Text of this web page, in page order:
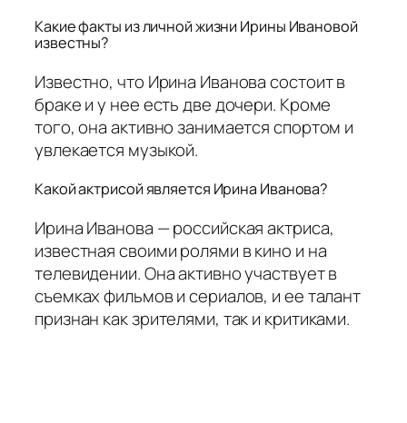
Какие факты из личной жизни Ирины Ивановой
известны?
Известно, что Ирина Иванова состоит в
браке и у нее есть две дочери. Кроме
того, она активно занимается спортом и
увлекается музыкой.
Какой актрисой является Ирина Иванова?
Ирина Иванова — российская актриса,
известная своими ролями в кино и на
телевидении. Она активно участвует в
съемках фильмов и сериалов, и ее талант
признан как зрителями, так и критиками.